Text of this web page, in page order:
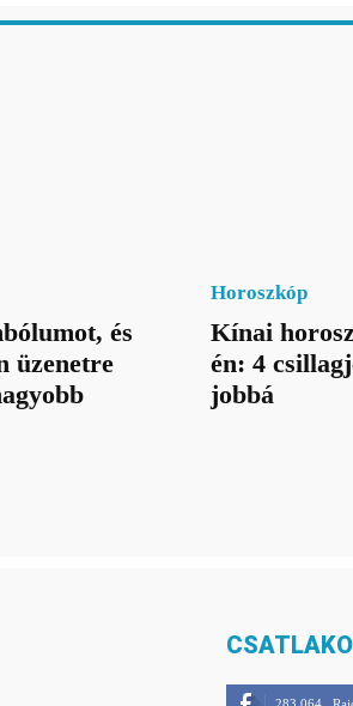
és
üzenetre
Horoszkóp
Kínai
én: 4
jobbá